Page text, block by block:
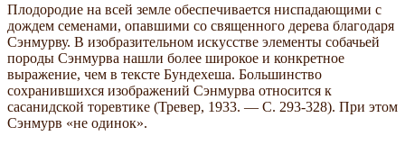
Плодородие на всей земле обеспечивается ниспадающими с
дождем семенами, опавшими со священного дерева благодаря
Сэнмурву. В изобразительном искусстве элементы собачьей
породы Сэнмурва нашли более широкое и конкретное
выражение, чем в тексте Бундехеша. Большинство
сохранившихся изображений Сэнмурва относится к
сасанидской торевтике (Тревер, 1933. — С. 293-328). При этом
Сэнмурв «не одинок».